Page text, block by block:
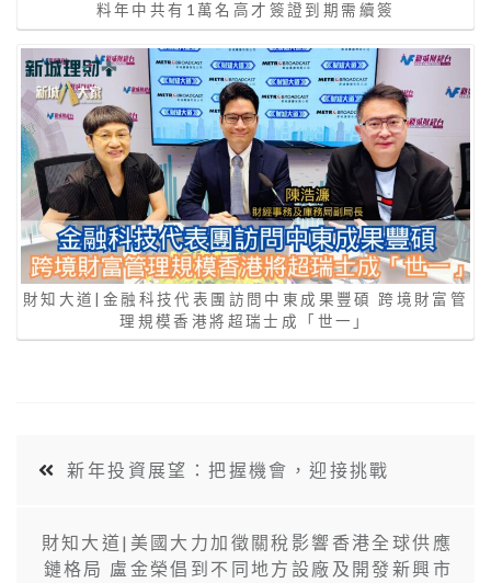
料年中共有1萬名高才簽證到期需續簽
財知大道|金融科技代表團訪問中東成果豐碩 跨境財富管
理規模香港將超瑞士成「世一」
新年投資展望：把握機會，迎接挑戰
財知大道|美國大力加徵關稅影響香港全球供應
鏈格局 盧金榮倡到不同地方設廠及開發新興市